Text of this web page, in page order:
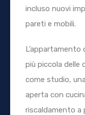
incluso nuovi
pareti e mobili.
più piccola delle
come studio,
aperta con
riscaldamento a